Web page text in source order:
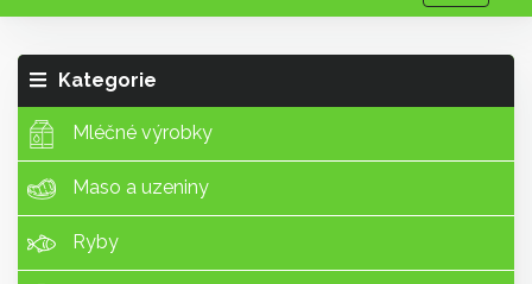
Kategorie
Mléčné výrobky
Maso a uzeniny
Ryby